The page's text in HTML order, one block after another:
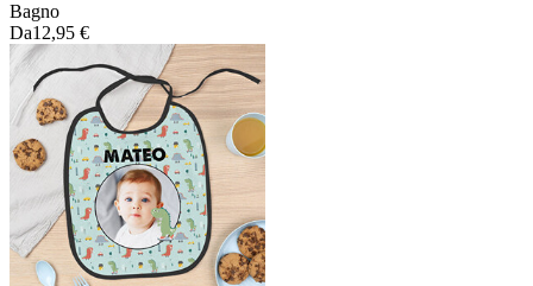
Bagno
Da12,95 €